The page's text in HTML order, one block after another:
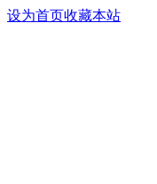
设为首页收藏本站